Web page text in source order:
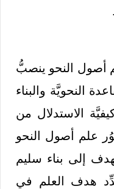
أصول النحو ينصبُّ
النحويَّة والبناء
الاستدلال من
علم أصول النحو
إلى بناء سليم
هدف العلم في